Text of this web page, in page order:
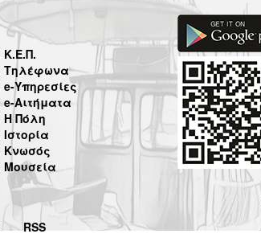
Κ.Ε.Π.
Τηλέφωνα
e-Υπηρεσίες
e-Αιτήματα
Η Πόλη
Ιστορία
Κνωσός
Μουσεία
RSS